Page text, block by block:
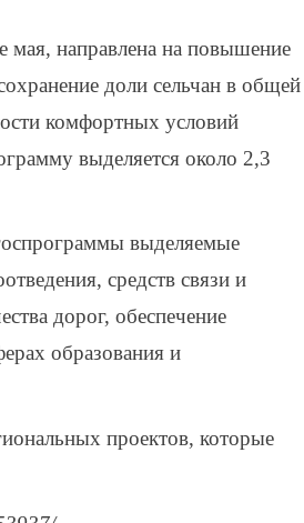
мая, направлена на повышение
доли сельчан в общей
комфортных условий
выделяется около 2,3
выделяемые
средств связи и
дорог, обеспечение
образования и
проектов, которые